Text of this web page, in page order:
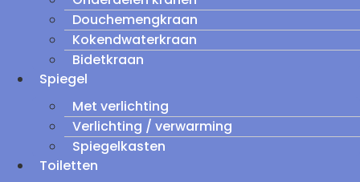
Douchemengkraan
Kokendwaterkraan
Bidetkraan
Spiegel
Met verlichting
Verlichting / verwarming
Spiegelkasten
Toiletten